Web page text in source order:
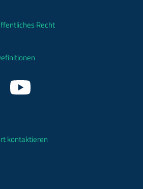
Recht
kontaktieren